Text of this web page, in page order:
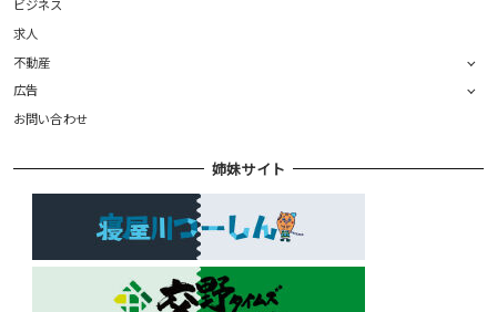
ビジネス
求人
不動産
広告
お問い合わせ
姉妹サイト